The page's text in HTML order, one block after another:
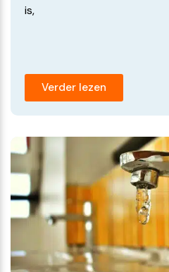
is,
Verder lezen